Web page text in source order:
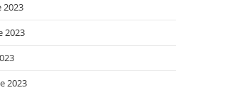
2023
2023
2023